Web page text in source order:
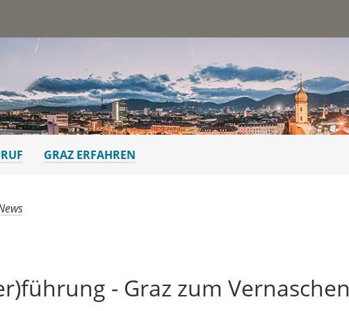
GRAZ ERFAHREN
- Graz zum Vernaschen